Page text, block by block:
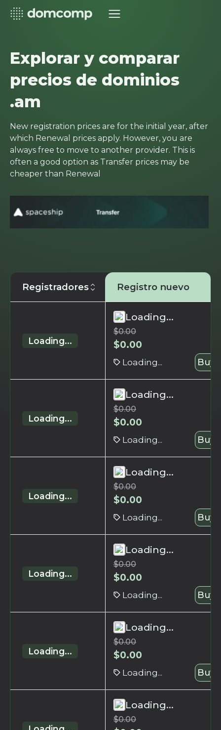
Explorar y comparar
precios de dominios
.am
New registration prices are for the initial year, after
which Renewal prices apply. However, you are
always free to move to another provider. This is
often a good option as Transfer prices may be
cheaper than Renewal
Registradores Registro nuevo
Loading...
Loading...
$0.00
$0.00
Loading... Buy
Loading...
Loading...
$0.00
$0.00
Loading... Buy
Loading...
Loading...
$0.00
$0.00
Loading... Buy
Loading...
Loading...
$0.00
$0.00
Loading... Buy
Loading...
Loading...
$0.00
$0.00
Loading... Buy
Loading...
$0.00